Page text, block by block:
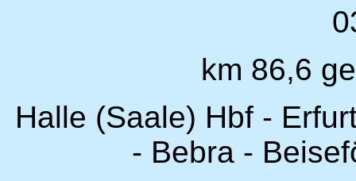
km 86,6
Halle (Saale) Hbf -
- Bebra -